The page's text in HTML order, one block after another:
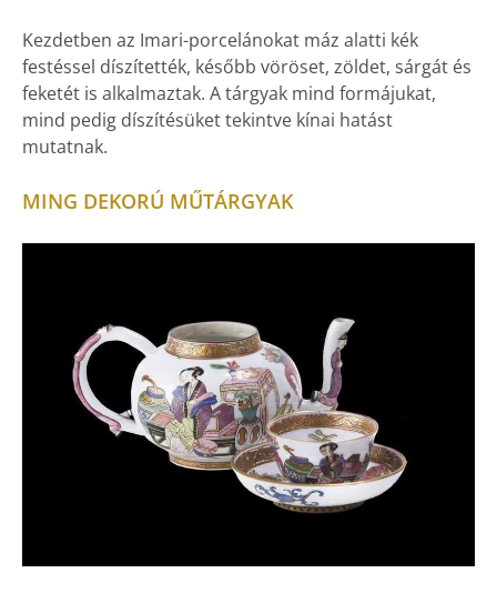
Kezdetben az Imari-porcelánokat máz alatti kék
festéssel díszítették, később vöröset, zöldet, sárgát és
feketét is alkalmaztak. A tárgyak mind formájukat,
mind pedig díszítésüket tekintve kínai hatást
mutatnak.
MING DEKORÚ MŰTÁRGYAK